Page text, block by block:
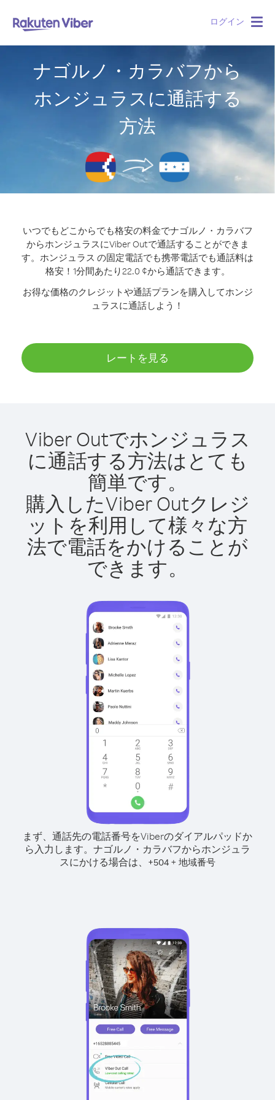
ログイン
ナゴルノ・カラバフから
ホンジュラスに通話する
方法
いつでもどこからでも格安の料金でナゴルノ・カラバフ
からホンジュラスにViber Outで通話することができま
す。 ホンジュラス の固定電話でも携帯電話でも通話料は
格安！1分間あたり22.0 ¢から通話できます。
お得な価格のクレジットや通話プランを購入してホンジ
ュラスに通話しよう！
レートを見る
Viber Outでホンジュラス
に通話する方法はとても
簡単です。
購入したViber Outクレジ
ットを利用して様々な方
法で電話をかけることが
できます。
まず、通話先の電話番号をViberのダイアルパッドか
ら入力します。 ナゴルノ・カラバフからホンジュラ
スにかける場合は、 +504 + 地域番号